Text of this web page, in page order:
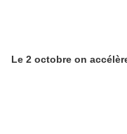
Le 2 octobre on